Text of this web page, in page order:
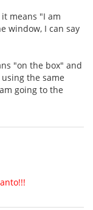
means "I am
window, I can say
"on the box" and
the same
going to the